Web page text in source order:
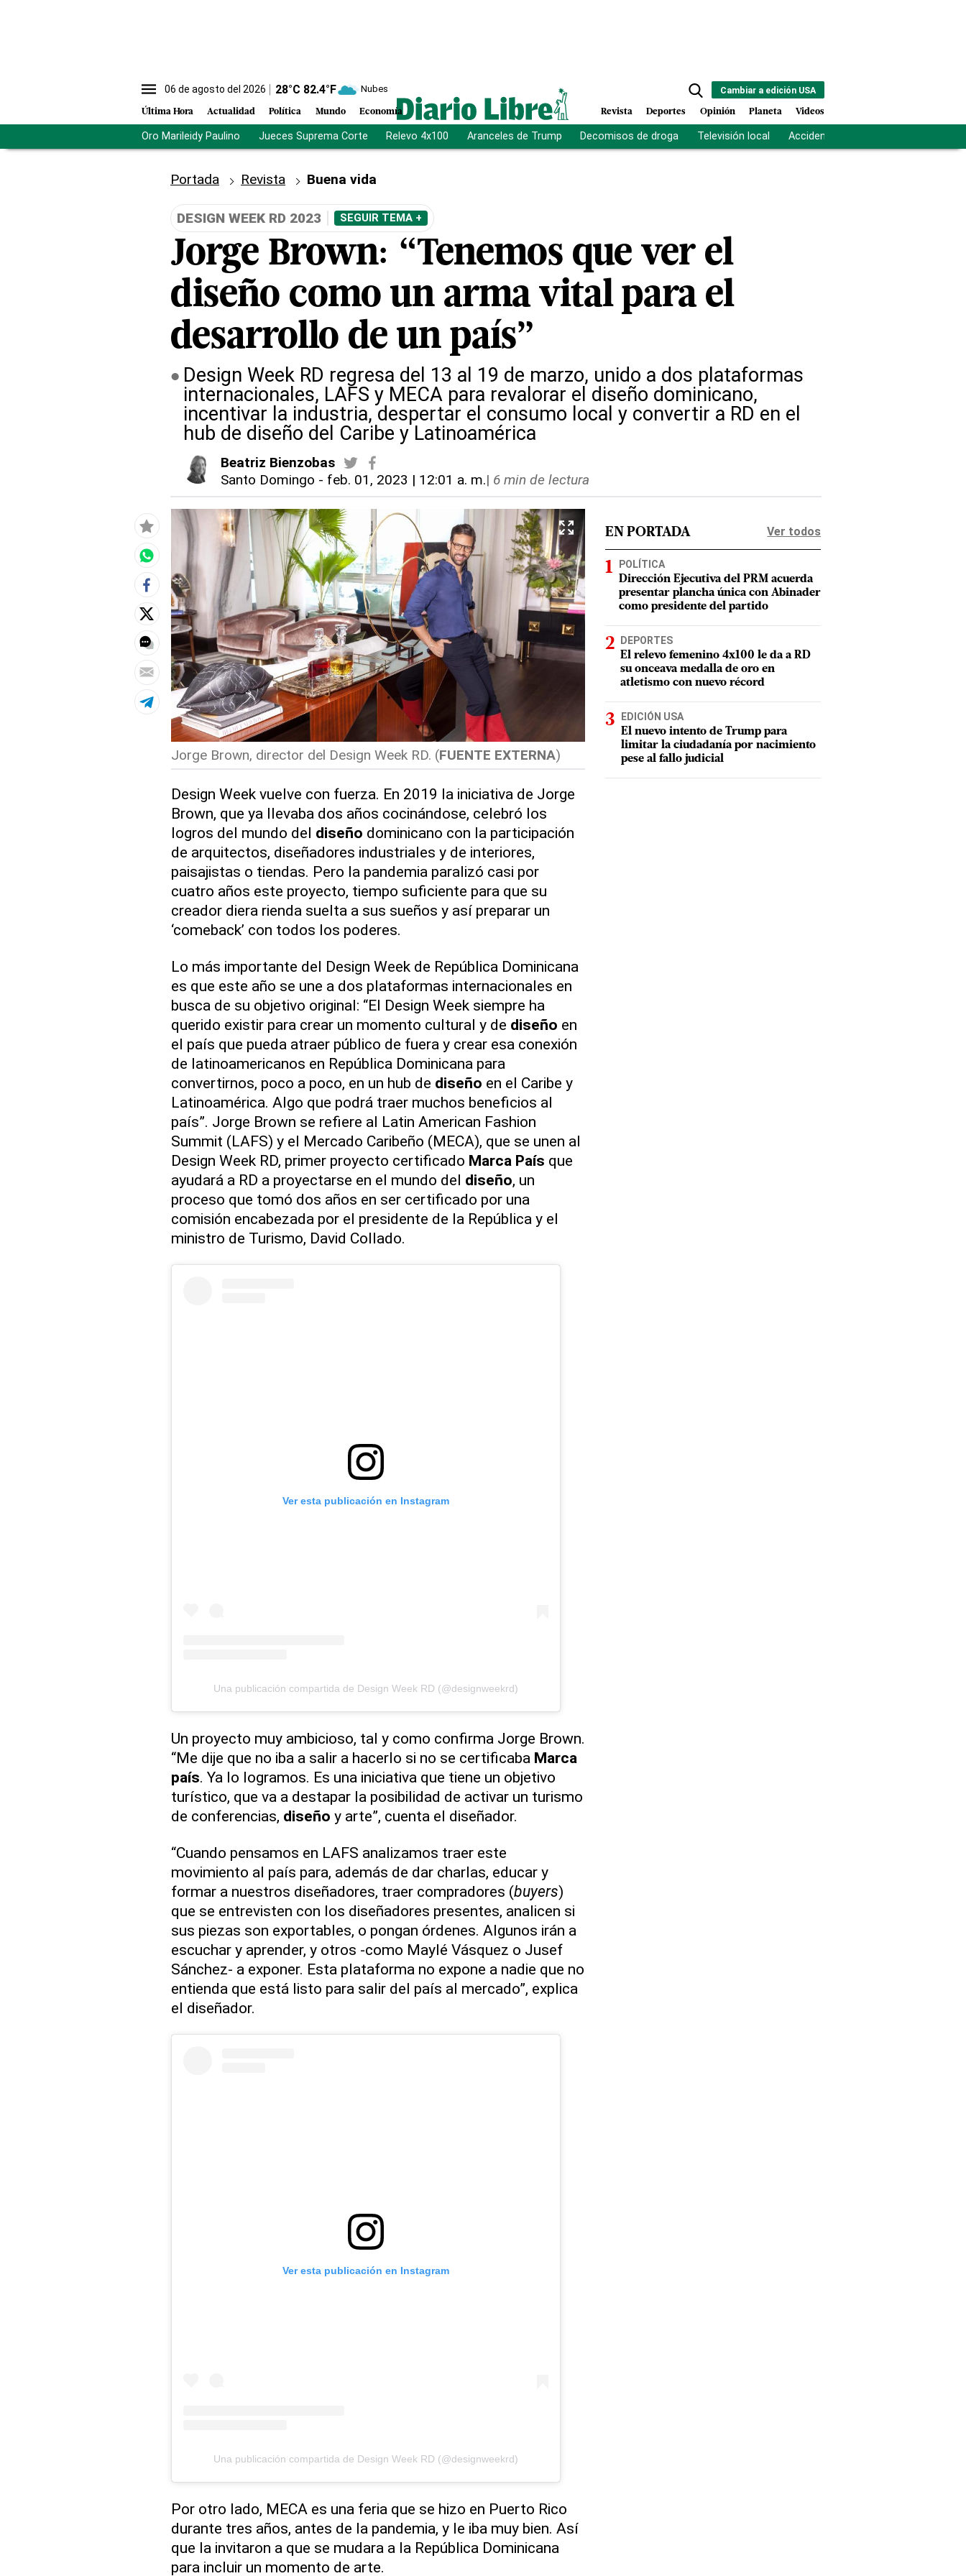
06 de agosto del 2026 28°C 82.4°F Nubes
Última Hora Actualidad Política Mundo Economía
Cambiar a edición USA
Revista Deportes Opinión Planeta Videos
Oro Marileidy Paulino Jueces Suprema Corte Relevo 4x100 Aranceles de Trump Decomisos de droga Televisión local Accidente Los Ríos
Portada Revista Buena vida
DESIGN WEEK RD 2023 SEGUIR TEMA +
Jorge Brown: “Tenemos que ver el
diseño como un arma vital para el
desarrollo de un país”
Design Week RD regresa del 13 al 19 de marzo, unido a dos plataformas
internacionales, LAFS y MECA para revalorar el diseño dominicano,
incentivar la industria, despertar el consumo local y convertir a RD en el
hub de diseño del Caribe y Latinoamérica
Beatriz Bienzobas
Santo Domingo - feb. 01, 2023 | 12:01 a. m.| 6 min de lectura
Jorge Brown, director del Design Week RD. (FUENTE EXTERNA)
Design Week vuelve con fuerza. En 2019 la iniciativa de Jorge
Brown, que ya llevaba dos años cocinándose, celebró los
logros del mundo del diseño dominicano con la participación
de arquitectos, diseñadores industriales y de interiores,
paisajistas o tiendas. Pero la pandemia paralizó casi por
cuatro años este proyecto, tiempo suficiente para que su
creador diera rienda suelta a sus sueños y así preparar un
‘comeback’ con todos los poderes.
Lo más importante del Design Week de República Dominicana
es que este año se une a dos plataformas internacionales en
busca de su objetivo original: “El Design Week siempre ha
querido existir para crear un momento cultural y de diseño en
el país que pueda atraer público de fuera y crear esa conexión
de latinoamericanos en República Dominicana para
convertirnos, poco a poco, en un hub de diseño en el Caribe y
Latinoamérica. Algo que podrá traer muchos beneficios al
país”. Jorge Brown se refiere al Latin American Fashion
Summit (LAFS) y el Mercado Caribeño (MECA), que se unen al
Design Week RD, primer proyecto certificado Marca País que
ayudará a RD a proyectarse en el mundo del diseño, un
proceso que tomó dos años en ser certificado por una
comisión encabezada por el presidente de la República y el
ministro de Turismo, David Collado.
Ver esta publicación en Instagram
Una publicación compartida de Design Week RD (@designweekrd)
Un proyecto muy ambicioso, tal y como confirma Jorge Brown.
“Me dije que no iba a salir a hacerlo si no se certificaba Marca
país. Ya lo logramos. Es una iniciativa que tiene un objetivo
turístico, que va a destapar la posibilidad de activar un turismo
de conferencias, diseño y arte”, cuenta el diseñador.
“Cuando pensamos en LAFS analizamos traer este
movimiento al país para, además de dar charlas, educar y
formar a nuestros diseñadores, traer compradores (buyers)
que se entrevisten con los diseñadores presentes, analicen si
sus piezas son exportables, o pongan órdenes. Algunos irán a
escuchar y aprender, y otros -como Maylé Vásquez o Jusef
Sánchez- a exponer. Esta plataforma no expone a nadie que no
entienda que está listo para salir del país al mercado”, explica
el diseñador.
Ver esta publicación en Instagram
Una publicación compartida de Design Week RD (@designweekrd)
Por otro lado, MECA es una feria que se hizo en Puerto Rico
durante tres años, antes de la pandemia, y le iba muy bien. Así
que la invitaron a que se mudara a la República Dominicana
para incluir un momento de arte.
EN PORTADA Ver todos
POLÍTICA
Dirección Ejecutiva del PRM acuerda
presentar plancha única con Abinader
como presidente del partido
DEPORTES
El relevo femenino 4x100 le da a RD
su onceava medalla de oro en
atletismo con nuevo récord
EDICIÓN USA
El nuevo intento de Trump para
limitar la ciudadanía por nacimiento
pese al fallo judicial